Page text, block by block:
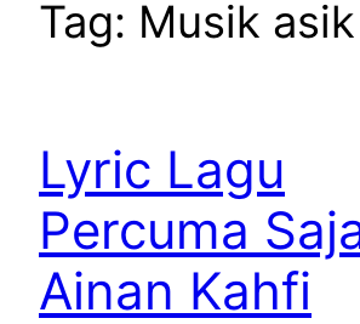
Tag: Musik asik
Lyric Lagu
Percuma
Ainan Kahfi